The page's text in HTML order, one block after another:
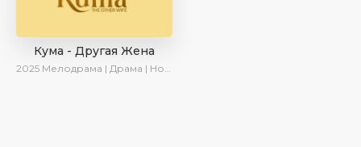
Кума - Другая Жена
2025 Мелодрама | Драма | Новинки | Сериалы 2025